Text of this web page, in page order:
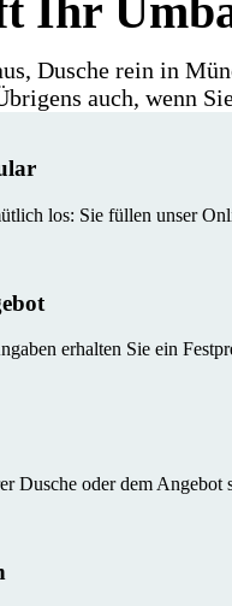
Ihr
Dusche rein in
auch, wenn
los: Sie füllen unser
erhalten Sie ein
Dusche oder dem